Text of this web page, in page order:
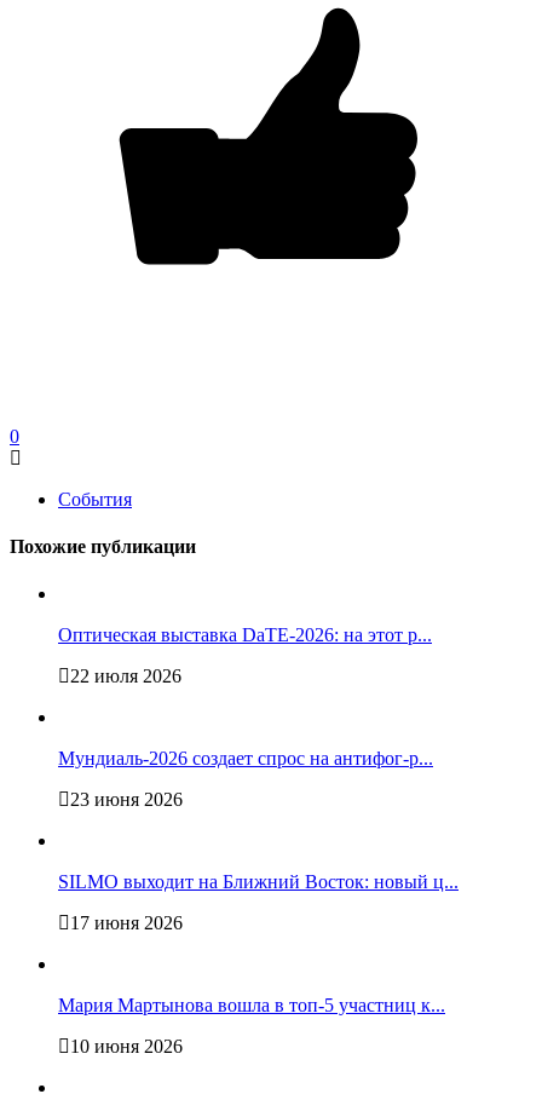
0
События
Похожие публикации
Оптическая выставка DaTE-2026: на этот р...
22 июля 2026
Мундиаль-2026 создает спрос на антифог-р...
23 июня 2026
SILMO выходит на Ближний Восток: новый ц...
17 июня 2026
Мария Мартынова вошла в топ-5 участниц к...
10 июня 2026